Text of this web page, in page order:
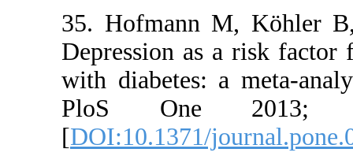
35.
with
PloS
[